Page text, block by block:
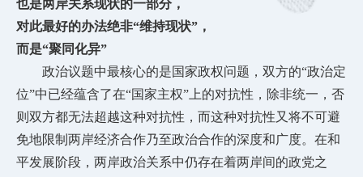
也是两岸关系现状的一部分，
对此最好的办法绝非“维持现状”，
而是“聚同化异”
政治议题中最核心的是国家政权问题，双方的“政治定
位”中已经蕴含了在“国家主权”上的对抗性，除非统一，否
则双方都无法超越这种对抗性，而这种对抗性又将不可避
免地限制两岸经济合作乃至政治合作的深度和广度。在和
平发展阶段，两岸政治关系中仍存在着两岸间的政党之